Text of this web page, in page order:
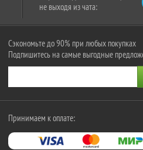
не выходя из чата:
Сэкономьте до 90% при любых покупках
Подпишитесь на самые выгодные
Принимаем к оплате: